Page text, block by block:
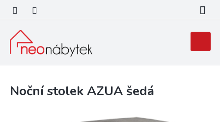
obsah
košík
Noční stolek AZUA šedá